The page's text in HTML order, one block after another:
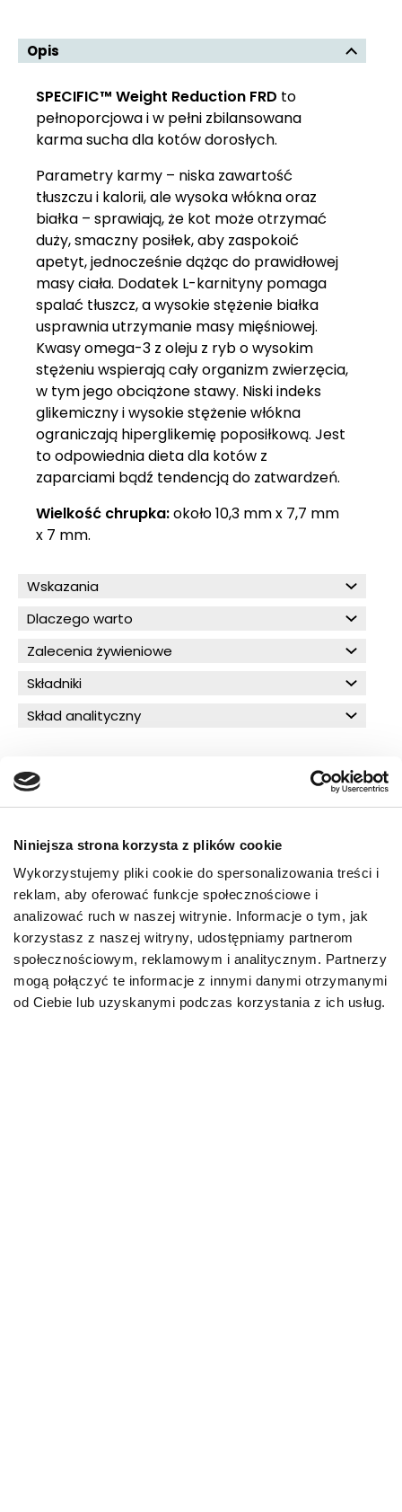
Niniejsza strona korzysta z plików cookie
Wykorzystujemy pliki cookie do spersonalizowania treści i
reklam, aby oferować funkcje społecznościowe i
analizować ruch w naszej witrynie. Informacje o tym, jak
korzystasz z naszej witryny, udostępniamy partnerom
społecznościowym, reklamowym i analitycznym. Partnerzy
mogą połączyć te informacje z innymi danymi otrzymanymi
od Ciebie lub uzyskanymi podczas korzystania z ich usług.
Opis
SPECIFIC™ Weight Reduction FRD to
pełnoporcjowa i w pełni zbilansowana
karma sucha dla kotów dorosłych.
Parametry karmy – niska zawartość
tłuszczu i kalorii, ale wysoka włókna oraz
białka – sprawiają, że kot może otrzymać
duży, smaczny posiłek, aby zaspokoić
apetyt, jednocześnie dążąc do prawidłowej
masy ciała. Dodatek L-karnityny pomaga
spalać tłuszcz, a wysokie stężenie białka
usprawnia utrzymanie masy mięśniowej.
Kwasy omega-3 z oleju z ryb o wysokim
stężeniu wspierają cały organizm zwierzęcia,
w tym jego obciążone stawy. Niski indeks
glikemiczny i wysokie stężenie włókna
ograniczają hiperglikemię poposiłkową. Jest
to odpowiednia dieta dla kotów z
zaparciami bądź tendencją do zatwardzeń.
Wielkość chrupka:około 10,3 mm x 7,7 mm
x 7 mm.
Wskazania
Dlaczego warto
Zalecenia żywieniowe
Składniki
Skład analityczny
O!MEGA porady dla Ciebie
PRZECZYTAJ WIĘCEJ